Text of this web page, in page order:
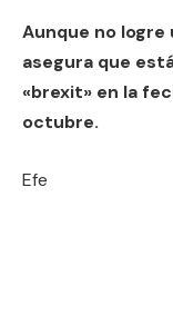
Aunque no
asegura que
«brexit» en la
octubre.
Efe